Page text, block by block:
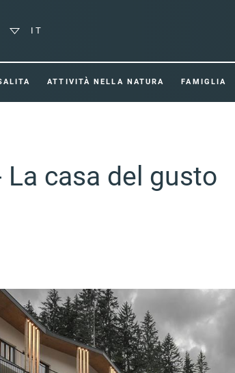
IT
ATTIVITÀ NELLA NATURA FAMIGLIA
La casa del gusto